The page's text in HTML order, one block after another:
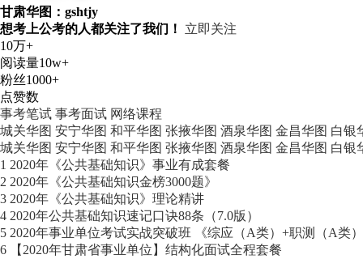
甘肃华图：gshtjy
想考上公考的人都关注了我们！
立即关注
10万+
阅读量10w+
粉丝1000+
点赞数
事考笔试 事考面试 网络课程
城关华图 安宁华图 和平华图 张掖华图 酒泉华图 金昌华图 白银
城关华图 安宁华图 和平华图 张掖华图 酒泉华图 金昌华图 白银
1 2020年《公共基础知识》事业有成套餐
2 2020年《公共基础知识金榜3000题》
3 2020年《公共基础知识》理论精讲
4 2020年公共基础知识速记口诀88条（7.0版）
5 2020年事业单位考试实战突破班 《综应（A类）+职测（A类
6 【2020年甘肃省事业单位】结构化面试全程套餐